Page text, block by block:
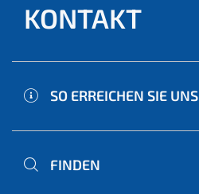
KONTAKT
SO ERREICHEN SIE UNS
FINDEN